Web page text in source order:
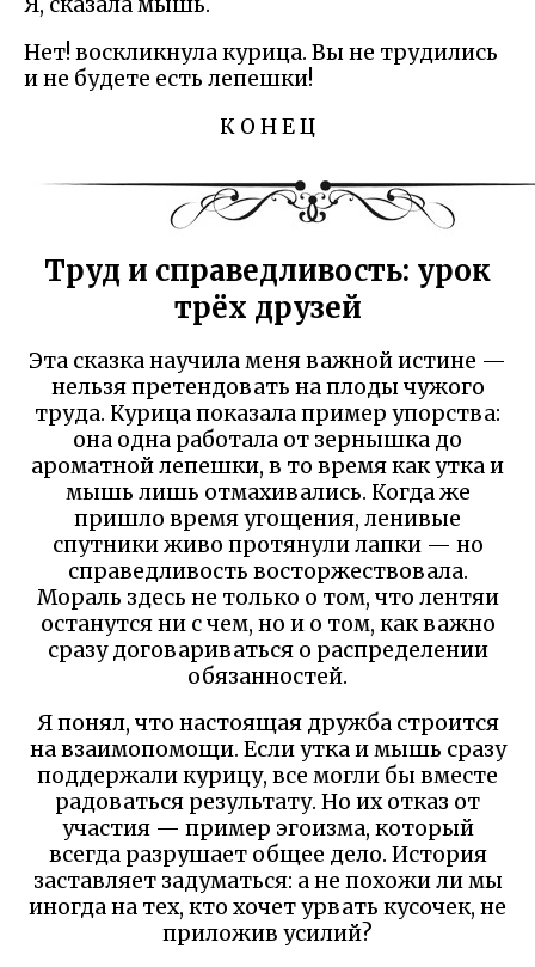
Я, сказала мышь.
Нет! воскликнула курица. Вы не трудились
и не будете есть лепешки!
К О Н Е Ц
Труд и справедливость: урок
трёх друзей
Эта сказка научила меня важной истине —
нельзя претендовать на плоды чужого
труда. Курица показала пример упорства:
она одна работала от зернышка до
ароматной лепешки, в то время как утка и
мышь лишь отмахивались. Когда же
пришло время угощения, ленивые
спутники живо протянули лапки — но
справедливость восторжествовала.
Мораль здесь не только о том, что лентяи
останутся ни с чем, но и о том, как важно
сразу договариваться о распределении
обязанностей.
Я понял, что настоящая дружба строится
на взаимопомощи. Если утка и мышь сразу
поддержали курицу, все могли бы вместе
радоваться результату. Но их отказ от
участия — пример эгоизма, который
всегда разрушает общее дело. История
заставляет задуматься: а не похожи ли мы
иногда на тех, кто хочет урвать кусочек, не
приложив усилий?